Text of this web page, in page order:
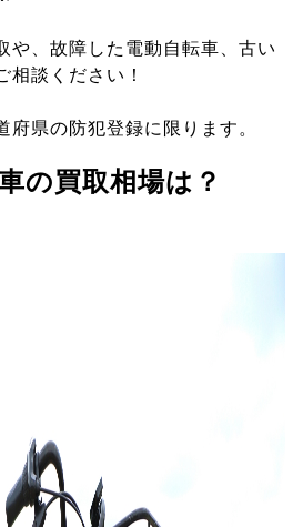
や、故障した電動自転車、古い
相談ください！
県の防犯登録に限ります。
の買取相場は？